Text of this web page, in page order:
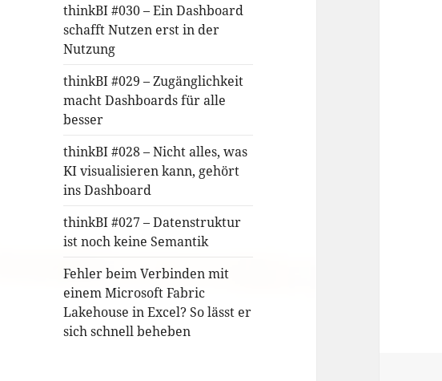
thinkBI #030 – Ein Dashboard
schafft Nutzen erst in der
Nutzung
thinkBI #029 – Zugänglichkeit
macht Dashboards für alle
besser
thinkBI #028 – Nicht alles, was
KI visualisieren kann, gehört
ins Dashboard
thinkBI #027 – Datenstruktur
ist noch keine Semantik
Fehler beim Verbinden mit
einem Microsoft Fabric
Lakehouse in Excel? So lässt er
sich schnell beheben